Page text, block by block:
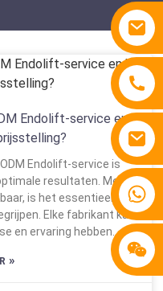
15810767862
Endolift-service en
Endolift-service is
resultaten. Met
is het essentieel om
Elke fabrikant kan
en ervaring hebben.
afwegen van de opties
van de Endolift. Het is
»